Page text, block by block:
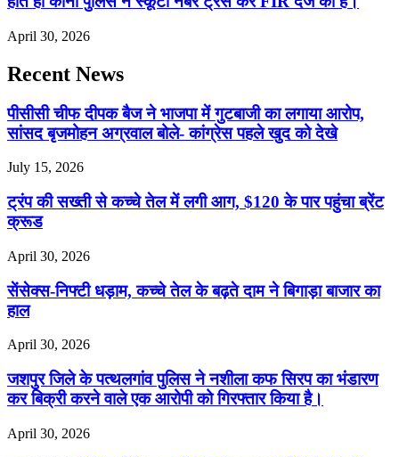
April 30, 2026
Recent News
पीसीसी चीफ दीपक बैज ने भाजपा में गुटबाजी का लगाया आरोप,
सांसद बृजमोहन अग्रवाल बोले- कांग्रेस पहले खुद को देखे
July 15, 2026
ट्रंप की सख्ती से कच्चे तेल में लगी आग, $120 के पार पहुंचा ब्रेंट
क्रूड
April 30, 2026
सेंसेक्स-निफ्टी धड़ाम, कच्चे तेल के बढ़ते दाम ने बिगाड़ा बाजार का
हाल
April 30, 2026
जशपुर जिले के पत्थलगांव पुलिस ने नशीला कफ सिरप का भंडारण
कर बिक्री करने वाले एक आरोपी को गिरफ्तार किया है।
April 30, 2026